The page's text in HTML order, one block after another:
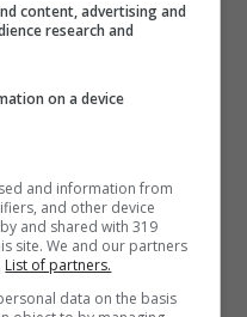
“Amici” ha
a “Che tempo
retroscena
infanzia. La
del fratello
retroscena in cui
di salute. ”
content, advertising and
research and
on a device
and information from
and other device
and shared with 319
site. We and our partners
List of partners.
data on the basis